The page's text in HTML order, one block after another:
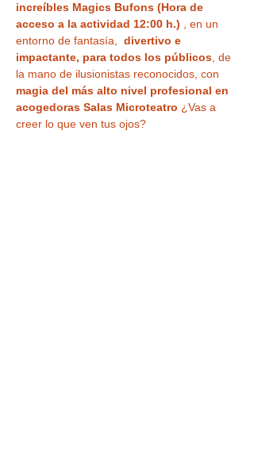
increíbles Magics Bufons (Hora de
acceso a la actividad 12:00 h.) , en un
entorno de fantasía, divertivo e
impactante, para todos los públicos , de
la mano de ilusionistas reconocidos, con
magia del más alto nivel profesional en
acogedoras Salas Microteatro ¿Vas a
creer lo que ven tus ojos?